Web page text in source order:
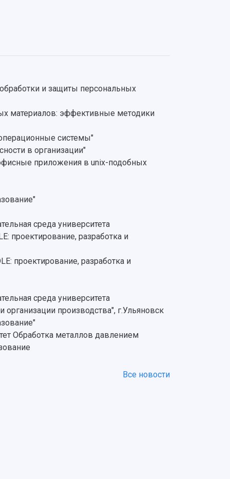
и защиты персональных
материалов: эффективные методики
системы"
в организации"
приложения в unix-подобных
среда университета
проектирование, разработка и
проектирование, разработка и
среда университета
производства", г.Ульяновск
Обработка металлов давлением
Все новости